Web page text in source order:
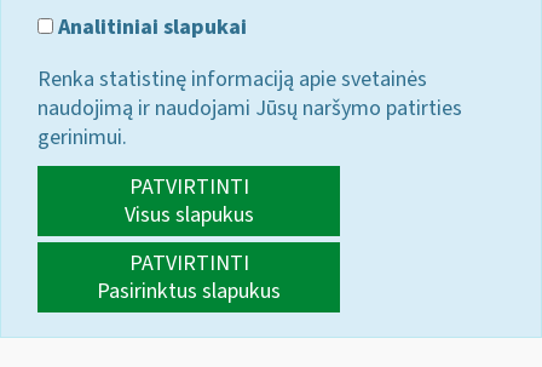
Analitiniai slapukai
Renka statistinę informaciją apie svetainės
naudojimą ir naudojami Jūsų naršymo patirties
gerinimui.
PATVIRTINTI
Visus slapukus
PATVIRTINTI
Pasirinktus slapukus